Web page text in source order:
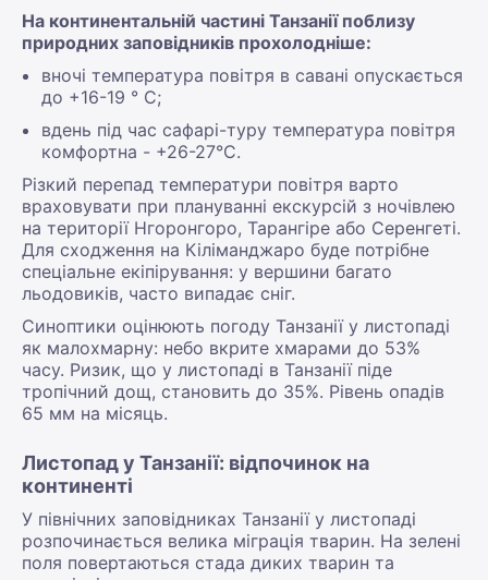
На континентальній частині Танзанії поблизу
природних заповідників прохолодніше:
вночі температура повітря в савані опускається
до +16-19 ° С;
вдень під час сафарі-туру температура повітря
комфортна - +26-27°С.
Різкий перепад температури повітря варто
враховувати при плануванні екскурсій з ночівлею
на території Нгоронгоро, Тарангіре або Серенгеті.
Для сходження на Кіліманджаро буде потрібне
спеціальне екіпірування: у вершини багато
льодовиків, часто випадає сніг.
Синоптики оцінюють погоду Танзанії у листопаді
як малохмарну: небо вкрите хмарами до 53%
часу. Ризик, що у листопаді в Танзанії піде
тропічний дощ, становить до 35%. Рівень опадів
65 мм на місяць.
Листопад у Танзанії: відпочинок на
континенті
У північних заповідниках Танзанії у листопаді
розпочинається велика міграція тварин. На зелені
поля повертаються стада диких тварин та